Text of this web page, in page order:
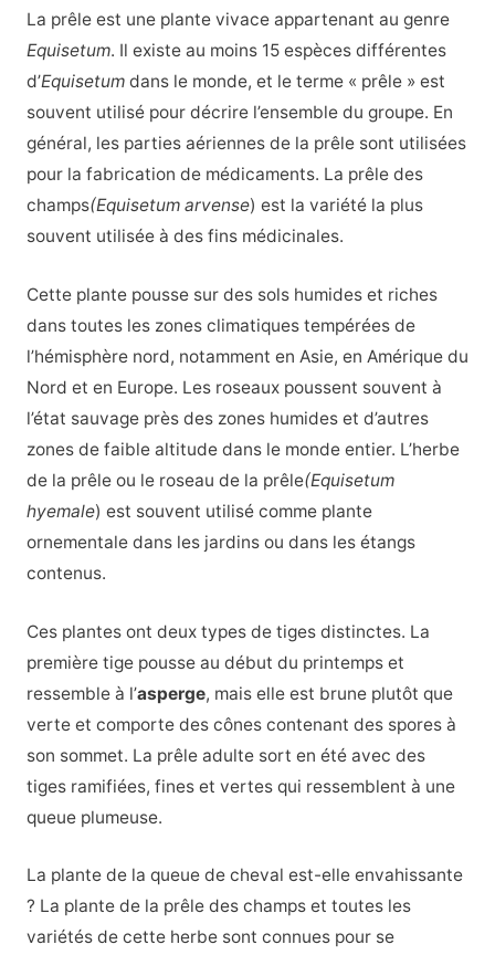
La prêle est une plante vivace appartenant au genre
Equisetum. Il existe au moins 15 espèces différentes
d’Equisetumdans le monde, et le terme « prêle » est
souvent utilisé pour décrire l’ensemble du groupe. En
général, les parties aériennes de la prêle sont utilisées
pour la fabrication de médicaments. La prêle des
champs(Equisetum arvense) est la variété la plus
souvent utilisée à des fins médicinales.
Cette plante pousse sur des sols humides et riches
dans toutes les zones climatiques tempérées de
l’hémisphère nord, notamment en Asie, en Amérique du
Nord et en Europe. Les roseaux poussent souvent à
l’état sauvage près des zones humides et d’autres
zones de faible altitude dans le monde entier. L’herbe
de la prêle ou le roseau de la prêle(Equisetum
hyemale) est souvent utilisé comme plante
ornementale dans les jardins ou dans les étangs
contenus.
Ces plantes ont deux types de tiges distinctes. La
première tige pousse au début du printemps et
ressemble à l’asperge, mais elle est brune plutôt que
verte et comporte des cônes contenant des spores à
son sommet. La prêle adulte sort en été avec des
tiges ramifiées, fines et vertes qui ressemblent à une
queue plumeuse.
La plante de la queue de cheval est-elle envahissante
? La plante de la prêle des champs et toutes les
variétés de cette herbe sont connues pour se